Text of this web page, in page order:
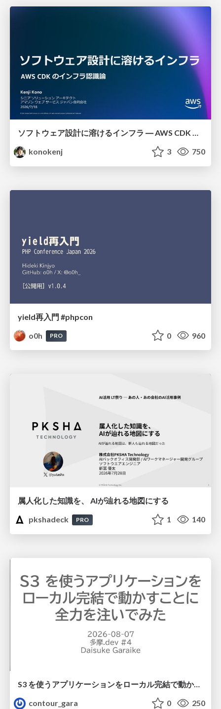
ソフトウェア設計に溶けるインフラ ― AWS CDK のインフラ認識論
konokenj
3 750
yield再入門 #phpcon
o0h
PRO 0 960
属人化した知識を、 AIが辿れる地図にする
pkshadeck
PRO 1 140
S3 を使うアプリケーションをローカル完結で動かすことに全力を注いでみた / Running S3 Apps Offline
contour_gara
0 250